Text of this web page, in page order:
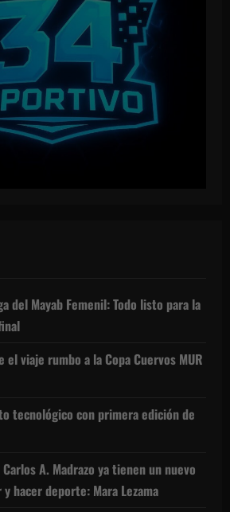
del Mayab Femenil: Todo listo para la
el viaje rumbo a la Copa Cuervos MUR
tecnológico con primera edición de
A. Madrazo ya tienen un nuevo
hacer deporte: Mara Lezama